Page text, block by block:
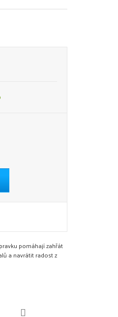
pomáhají zahřát
a navrátit radost z